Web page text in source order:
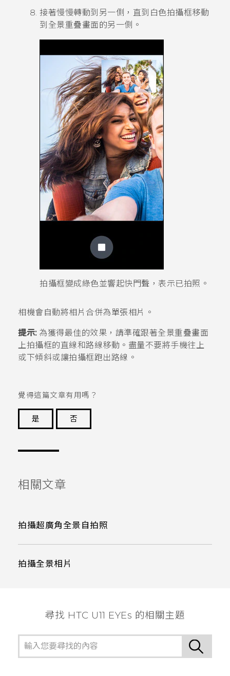
接著慢慢轉動到另一側，直到白色拍攝框移動
到全景重疊畫面的另一側。
拍攝框變成綠色並響起快門聲，表示已拍照。
相機會自動將相片合併為單張相片。
提示:為獲得最佳的效果，請準確跟著全景重疊畫面
上拍攝框的直線和路線移動。盡量不要將手機往上
或下傾斜或讓拍攝框跑出路線。
覺得這篇文章有用嗎？
是
否
相關文章
拍攝超廣角全景自拍照
拍攝全景相片
尋找 HTC U11 EYEs 的相關主題